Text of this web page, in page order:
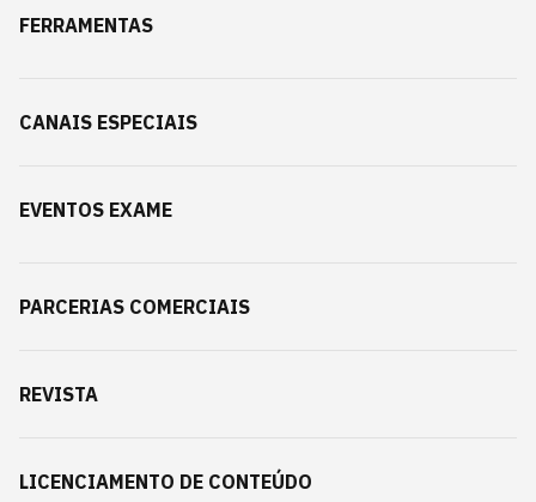
FERRAMENTAS
CANAIS ESPECIAIS
EVENTOS EXAME
PARCERIAS COMERCIAIS
REVISTA
LICENCIAMENTO DE CONTEÚDO